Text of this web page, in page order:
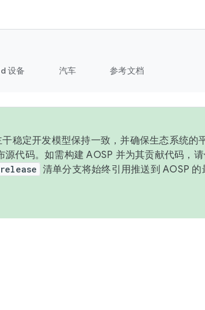
设备 汽车 参考文档
稳定开发模型保持一致，并确保生态系统的
源代码。如需构建 AOSP 并为其贡献代码，
清单分支将始终引用推送到 AOSP